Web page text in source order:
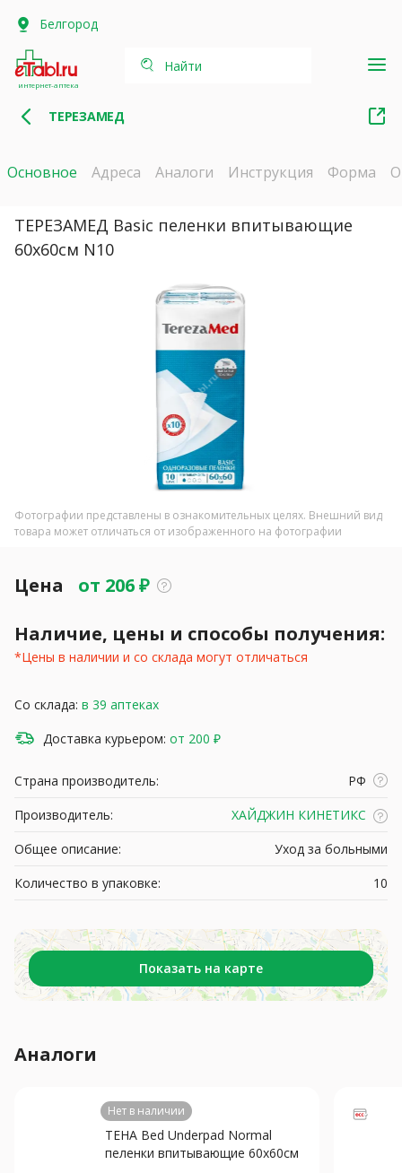
Белгород
интернет-аптека
Найти
ТЕРЕЗАМЕД
Основное Адреса Аналоги Инструкция Форма
ТЕРЕЗАМЕД Basic пеленки впитывающие
60х60см N10
Фотографии представлены в ознакомительных целях. Внешний вид
товара может отличаться от изображенного на фотографии
Цена от 206₽
Наличие, цены и способы получения:
*Цены в наличии и со склада могут отличаться
Со склада: в 39 аптеках
Доставка курьером: от 200 ₽
Страна производитель:
РФ
Производитель:
ХАЙДЖИН КИНЕТИКС
Общее описание:
Уход за больными
Количество в упаковке:
10
Показать на карте
Аналоги
Нет в наличии
ТЕНА Bed Underpad Normal
пеленки впитывающие 60х60см